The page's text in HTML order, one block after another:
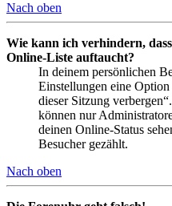
Nach oben
Wie kann ich verhindern,
Online-Liste auftaucht?
In deinem persönlichen
Einstellungen eine
dieser Sitzung
können nur
deinen Online-Status
Besucher gezählt.
Nach oben